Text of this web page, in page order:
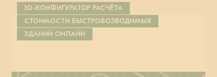
3D-КОНФИГУРАТОР РАСЧЁТА
СТОИМОСТИ БЫСТРОВОЗВОДИМЫХ
ЗДАНИЙ ОНЛАЙН